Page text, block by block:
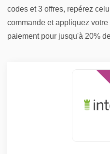
codes et 3 offres, repérez
commande et appliquez
paiement pour jusqu'à 20%